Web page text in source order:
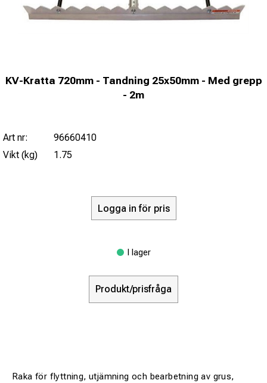
KV-Kratta 720mm - Tandning 25x50mm - Med grepp
- 2m
Art nr:
96660410
Vikt (kg)
1.75
Logga in för pris
I lager
Produkt/prisfråga
Raka för flyttning, utjämning och bearbetning av grus,